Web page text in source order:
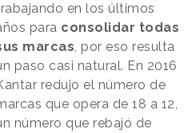
en los últimos
para consolidar todas
marcas, por eso resulta
paso casi natural. En 2016
redujo el número de
que opera de 18 a 12,
número que rebajó de